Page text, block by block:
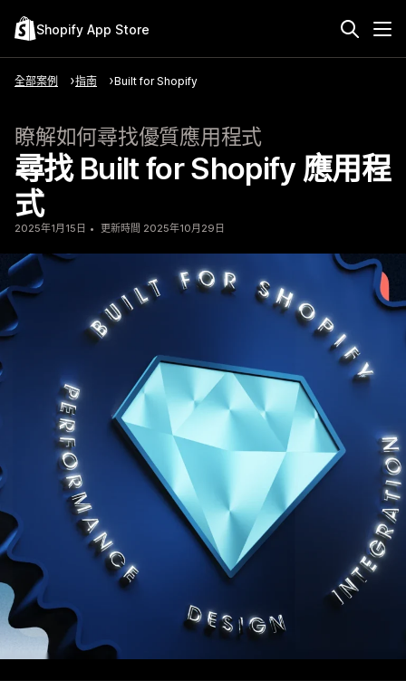
Shopify App Store
全部案例 指南 Built for Shopify
瞭解如何尋找優質應用程式
尋找 Built for Shopify 應用程
式
2025年1月15日 更新時間 2025年10月29日